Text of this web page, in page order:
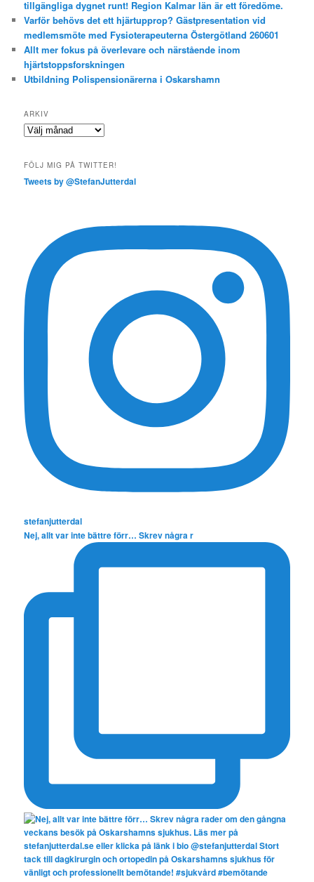
tillgängliga dygnet runt! Region Kalmar län är ett föredöme.
Varför behövs det ett hjärtupprop? Gästpresentation vid
medlemsmöte med Fysioterapeuterna Östergötland 260601
Allt mer fokus på överlevare och närstående inom
hjärtstoppsforskningen
Utbildning Polispensionärerna i Oskarshamn
ARKIV
Arkiv
FÖLJ MIG PÅ TWITTER!
Tweets by @StefanJutterdal
stefanjutterdal
Nej, allt var inte bättre förr… Skrev några r